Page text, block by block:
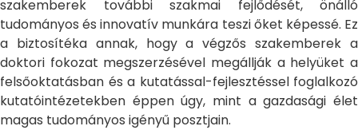
szakemberek további szakmai fejlődését, önálló
tudományos és innovatív munkára teszi őket képessé. Ez
a biztosítéka annak, hogy a végzős szakemberek a
doktori fokozat megszerzésével megállják a helyüket a
felsőoktatásban és a kutatással-fejlesztéssel foglalkozó
kutatóintézetekben éppen úgy, mint a gazdasági élet
magas tudományos igényű posztjain.